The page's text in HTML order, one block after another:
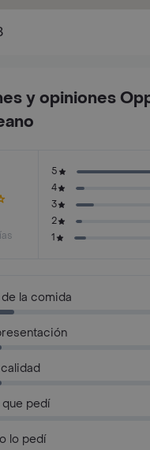
y opiniones
5
4
3
2
1
la comida
pedí
lo pedí